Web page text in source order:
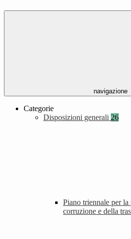
navigazione
Categorie
Disposizioni generali 26
Piano triennale per
corruzione e della